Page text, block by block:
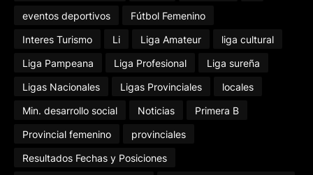
eventos deportivos
Fútbol Femenino
Interes Turismo
Li Liga Amateur
liga cultural
Liga Pampeana
Liga Profesional
Liga sureña
Ligas Nacionales
Ligas Provinciales
locales
Min. desarrollo social
Noticias
Primera B
Provincial femenino
provinciales
Resultados Fechas y Posiciones